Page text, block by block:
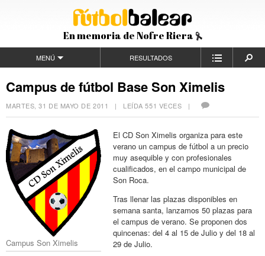
En memoria de Nofre Riera
MENÚ RESULTADOS
Campus de fútbol Base Son Ximelis
MARTES, 31 DE MAYO DE 2011 | LEÍDA 551 VECES |
Campus Son Ximelis
El CD Son Ximelis organiza para este
verano un campus de fútbol a un precio
muy asequible y con profesionales
cualificados, en el campo municipal de
Son Roca.
Tras llenar las plazas disponibles en
semana santa, lanzamos 50 plazas para
el campus de verano. Se proponen dos
quincenas: del 4 al 15 de Julio y del 18 al
29 de Julio.